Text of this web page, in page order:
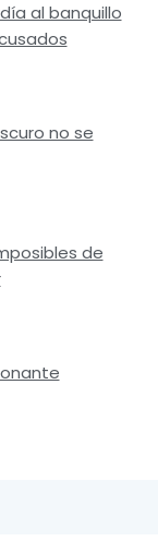
al banquillo
no se
de